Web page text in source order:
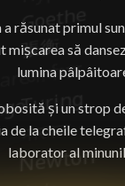
răsunat primul
mișcarea să
lumina
și un strop
de la cheile
laborator al